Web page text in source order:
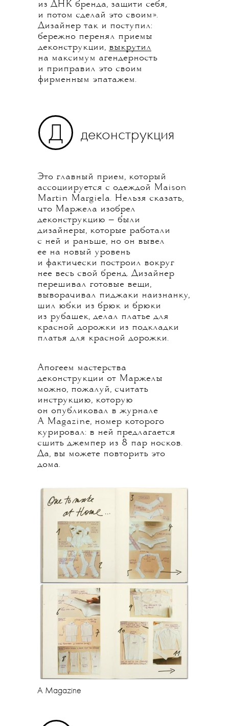
из ДНК бренда, защити себя,
и потом сделай это своим».
Дизайнер так и поступил:
бережно перенял приемы
деконструкции, выкрутил
на максимум агендерность
и приправил это своим
фирменным эпатажем.
Д деконструкция
Это главный прием, который
ассоциируется с одеждой Maison
Martin Margiela. Нельзя сказать,
что Маржела изобрел
деконструкцию — были
дизайнеры, которые работали
с ней и раньше, но он вывел
ее на новый уровень
и фактически построил вокруг
нее весь свой бренд. Дизайнер
перешивал готовые вещи,
выворачивал пиджаки наизнанку,
шил юбки из брюк и брюки
из рубашек, делал платье для
красной дорожки из подкладки
платья для красной дорожки.
Апогеем мастерства
деконструкции от Маржелы
можно, пожалуй, считать
инструкцию, которую
он опубликовал в журнале
A Magazine, номер которого
курировал: в ней предлагается
сшить джемпер из 8 пар носков.
Да, вы можете повторить это
дома.
A Magazine